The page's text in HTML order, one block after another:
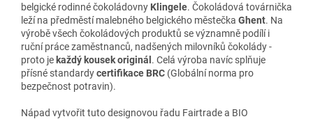
belgické rodinné čokoládovny Klingele. Čokoládová továrnička
leží na předměstí malebného belgického městečka Ghent. Na
výrobě všech čokoládových produktů se významně podílí i
ruční práce zaměstnanců, nadšených milovníků čokolády -
proto je každý kousek originál . Celá výroba navíc splňuje
přísné standardycertifikace BRC (Globální norma pro
bezpečnost potravin).
Nápad vytvořit tuto designovou řadu Fairtrade a BIO